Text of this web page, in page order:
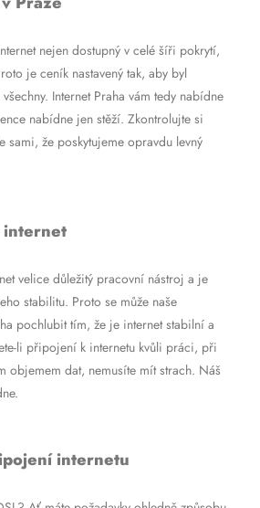
nejen dostupný v celé šíři pokrytí,
je ceník nastavený tak, aby byl
Internet Praha vám tedy nabídne
nabídne jen stěží. Zkontrolujte si
sami, že poskytujeme opravdu levný
internet
velice důležitý pracovní nástroj a je
stabilitu. Proto se může naše
pochlubit tím, že je internet stabilní a
li připojení k internetu kvůli práci, při
objemem dat, nemusíte mít strach. Náš
internetu